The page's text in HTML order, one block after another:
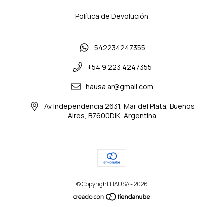
Política de Devolución
542234247355
+54 9 223 4247355
hausa.ar@gmail.com
Av Independencia 2631, Mar del Plata, Buenos
Aires, B7600DIK, Argentina
© Copyright HAUSA - 2026